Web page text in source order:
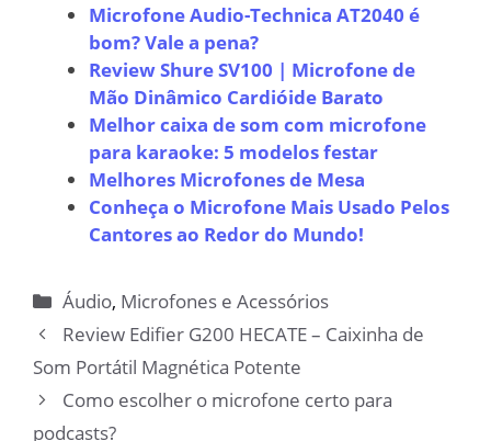
Microfone Audio-Technica AT2040 é
bom? Vale a pena?
Review Shure SV100 | Microfone de
Mão Dinâmico Cardióide Barato
Melhor caixa de som com microfone
para karaoke: 5 modelos festar
Melhores Microfones de Mesa
Conheça o Microfone Mais Usado Pelos
Cantores ao Redor do Mundo!
Categorias
Áudio, Microfones e Acessórios
Review Edifier G200 HECATE – Caixinha de
Som Portátil Magnética Potente
Como escolher o microfone certo para
podcasts?